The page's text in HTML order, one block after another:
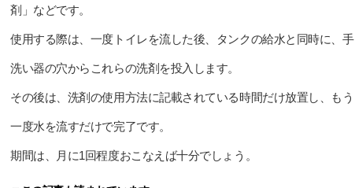
剤」などです。
使用する際は、一度トイレを流した後、タンクの給水と同時に、手
洗い器の穴からこれらの洗剤を投入します。
その後は、洗剤の使用方法に記載されている時間だけ放置し、もう
一度水を流すだけで完了です。
期間は、月に1回程度おこなえば十分でしょう。